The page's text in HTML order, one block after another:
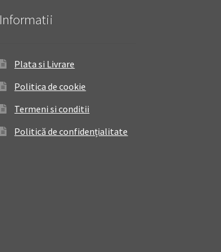
Informatii
Plata si Livrare
Politica de cookie
Termeni si conditii
Politică de confidențialitate